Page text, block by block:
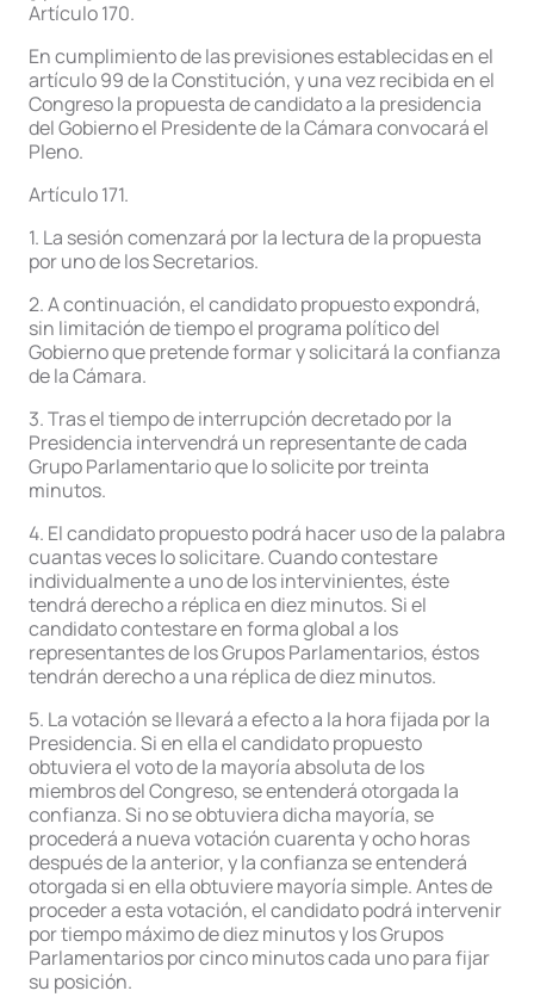
Artículo 170.
En cumplimiento de las previsiones establecidas en el
artículo 99 de la Constitución, y una vez recibida en el
Congreso la propuesta de candidato a la presidencia
del Gobierno el Presidente de la Cámara convocará el
Pleno.
Artículo 171.
1. La sesión comenzará por la lectura de la propuesta
por uno de los Secretarios.
2. A continuación, el candidato propuesto expondrá,
sin limitación de tiempo el programa político del
Gobierno que pretende formar y solicitará la confianza
de la Cámara.
3. Tras el tiempo de interrupción decretado por la
Presidencia intervendrá un representante de cada
Grupo Parlamentario que lo solicite por treinta
minutos.
4. El candidato propuesto podrá hacer uso de la palabra
cuantas veces lo solicitare. Cuando contestare
individualmente a uno de los intervinientes, éste
tendrá derecho a réplica en diez minutos. Si el
candidato contestare en forma global a los
representantes de los Grupos Parlamentarios, éstos
tendrán derecho a una réplica de diez minutos.
5. La votación se llevará a efecto a la hora fijada por la
Presidencia. Si en ella el candidato propuesto
obtuviera el voto de la mayoría absoluta de los
miembros del Congreso, se entenderá otorgada la
confianza. Si no se obtuviera dicha mayoría, se
procederá a nueva votación cuarenta y ocho horas
después de la anterior, y la confianza se entenderá
otorgada si en ella obtuviere mayoría simple. Antes de
proceder a esta votación, el candidato podrá intervenir
por tiempo máximo de diez minutos y los Grupos
Parlamentarios por cinco minutos cada uno para fijar
su posición.